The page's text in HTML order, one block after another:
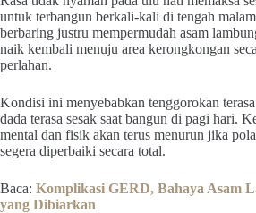
untuk terbangun berkali-kali di tengah
berbaring justru mempermudah asam
naik kembali menuju area kerongkongan
perlahan.
Kondisi ini menyebabkan tenggorokan
dada terasa sesak saat bangun di pagi hari.
mental dan fisik akan terus menurun jika
segera diperbaiki secara total.
Baca: Komplikasi GERD, Bahaya Asam
yang Dibiarkan